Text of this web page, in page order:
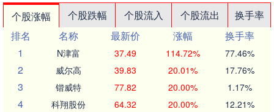
个股涨幅 个股跌幅 个股流入 个股流出
换手率
排名
名称 最新价 涨幅
换手率
1
N津富 37.49 114.72% 77.46%
2 威尔高 39.83 20.01% 17.76%
3 锴威特 77.82 20.00% 1.17%
4 科翔股份 64.32 20.00% 12.21%